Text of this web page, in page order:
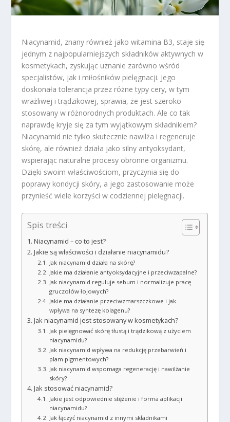
Niacynamid, znany również jako witamina B3, staje się
jednym z najpopularniejszych składników aktywnych w
kosmetykach, zyskując uznanie zarówno wśród
specjalistów, jak i miłośników pielęgnacji. Jego
doskonała tolerancja przez różne typy cery, w tym
wrażliwej i trądzikowej, sprawia, że jest szeroko
stosowany w różnorodnych produktach. Ale co tak
naprawdę kryje się za tym wyjątkowym składnikiem?
Niacynamid nie tylko skutecznie nawilża i regeneruje
skórę, ale również działa jako silny antyoksydant,
wspierając naturalne procesy obronne organizmu.
Dzięki swoim właściwościom, przyczynia się do
poprawy kondycji skóry, a jego zastosowanie może
przynieść wiele korzyści w codziennej pielęgnacji.
Spis treści
Niacynamid – co to jest?
Jakie są właściwości i działanie niacynamidu?
Jak niacynamid działa na skórę?
Jakie ma działanie antyoksydacyjne i przeciwzapalne?
Jak niacynamid reguluje sebum i normalizuje pracę
gruczołów łojowych?
Jakie ma działanie przeciwzmarszczkowe i jak
wpływa na syntezę kolagenu?
Jak niacynamid jest stosowany w kosmetykach?
Jak pielęgnować skórę tłustą i trądzikową z użyciem
niacynamidu?
Jak niacynamid wpływa na redukcję przebarwień i
plam pigmentowych?
Jak niacynamid wspomaga regenerację i nawilżanie
skóry?
Jak stosować niacynamid?
Jakie jest odpowiednie stężenie i forma aplikacji
niacynamidu?
Jak łączyć niacynamid z innymi składnikami